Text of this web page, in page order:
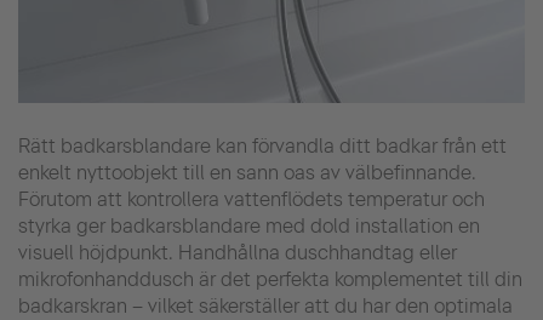
Rätt badkarsblandare kan förvandla ditt badkar från ett
enkelt nyttoobjekt till en sann oas av välbefinnande.
Förutom att kontrollera vattenflödets temperatur och
styrka ger badkarsblandare med dold installation en
visuell höjdpunkt. Handhållna duschhandtag eller
mikrofonhanddusch är det perfekta komplementet till din
badkarskran – vilket säkerställer att du har den optimala